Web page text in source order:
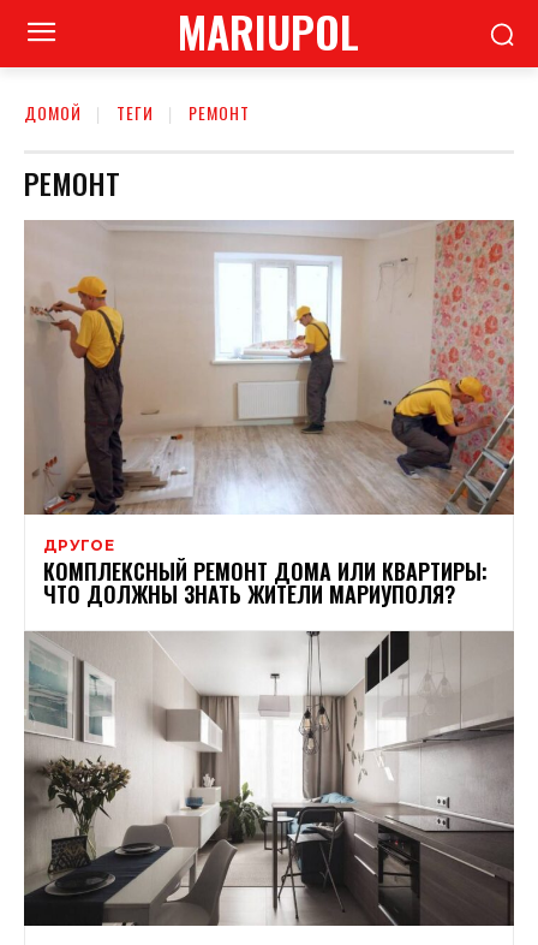
MARIUPOL
ДОМОЙ ТЕГИ РЕМОНТ
РЕМОНТ
ДРУГОЕ
КОМПЛЕКСНЫЙ РЕМОНТ ДОМА ИЛИ КВАРТИРЫ:
ЧТО ДОЛЖНЫ ЗНАТЬ ЖИТЕЛИ МАРИУПОЛЯ?